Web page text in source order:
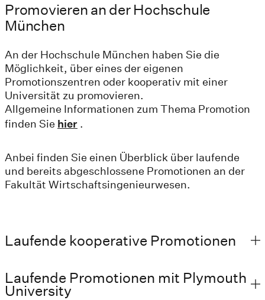
Promovieren an der Hochschule
München
An der Hochschule München haben Sie die
Möglichkeit, über eines der eigenen
Promotionszentren oder kooperativ mit einer
Universität zu promovieren.
Allgemeine Informationen zum Thema Promotion
finden Sie hier .
Anbei finden Sie einen Überblick über laufende
und bereits abgeschlossene Promotionen an der
Fakultät Wirtschaftsingenieurwesen.
Laufende kooperative Promotionen
Laufende Promotionen mit Plymouth
University